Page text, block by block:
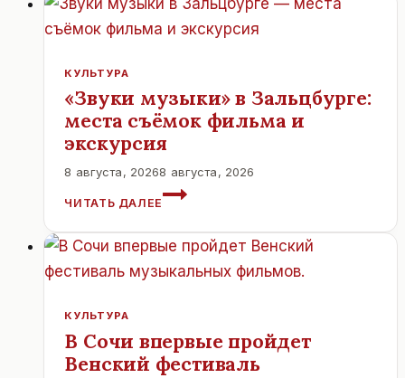
КУЛЬТУРА
«Звуки музыки» в Зальцбурге:
места съёмок фильма и
экскурсия
8 августа, 20268 августа, 2026
ЧИТАТЬ ДАЛЕЕ
«ЗВУКИ
ЗАЛЬЦБУРГЕ:
МЕСТА
ЭКСКУРСИЯ
КУЛЬТУРА
В Сочи впервые пройдет
Венский фестиваль